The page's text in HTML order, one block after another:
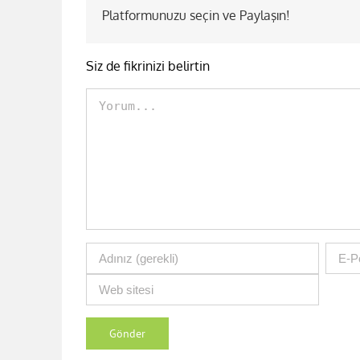
Platformunuzu seçin ve Paylaşın!
Siz de fikrinizi belirtin